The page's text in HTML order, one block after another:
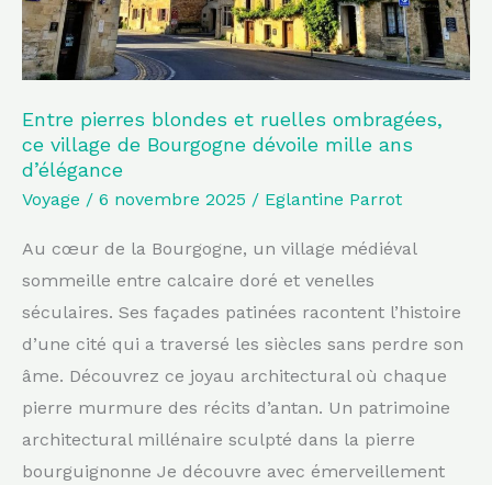
Entre pierres blondes et ruelles ombragées,
ce village de Bourgogne dévoile mille ans
d’élégance
Voyage / 6 novembre 2025 / Eglantine Parrot
Au cœur de la Bourgogne, un village médiéval
sommeille entre calcaire doré et venelles
séculaires. Ses façades patinées racontent l’histoire
d’une cité qui a traversé les siècles sans perdre son
âme. Découvrez ce joyau architectural où chaque
pierre murmure des récits d’antan. Un patrimoine
architectural millénaire sculpté dans la pierre
bourguignonne Je découvre avec émerveillement
village
de
Bourgogne
dévoile
mille
ans
d’élégance